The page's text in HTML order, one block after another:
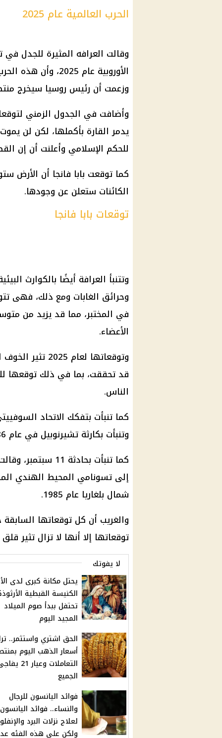
الحرب العالمية عام 2025
وقالت العرافه المثيرة للجدل
الأوروبية عام
وزعمت أن رئيس روسيا سيخرج
وأضافت في الجدول الزمني
للحكم الإسلامي وأعلنت أن إن
الكائنات ستعلن عن وجودها.
توقعات بابا فانجا
وتتنبأ العرافة أيضًا بالكوارث
وحرائق الغابات ومع ذلك، فهى
في المختبر، مما قد يزيد من
الأعضاء.
وتوقعاتها
قد تحققت، بما في ذلك توقعها
الناس.
وتنبأت بكارثة تشيرنوبيل في عام 1986، والتي تحققت فيما بعد.
كما تنبأت بحادثة
شمال بلغاريا عام 1985.
توقعاتها إلا أنها لا تزال تثير
لا يفوتك
يحتل مكانة كبرى لدى
الكنيسة القبطية
تحتفل ببدأ صوم الميلاد
المجيد اليوم
الحق اشتري واستثمر..
أسعار الذهب اليوم
التعاملات وعيار
الجميع
فوائد اليانسون للرجال
والنساء.. فوائد اليانسون
لعلاج نزلات البرد
ولكن على هذه الفئه